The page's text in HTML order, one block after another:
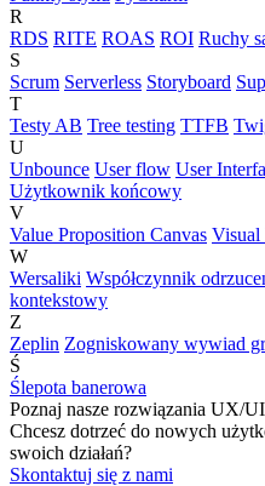
R
RDS RITE ROAS ROI Ruchy
S
Scrum Serverless Storyboard
T
Testy AB Tree testing TTFB
U
Unbounce User flow User
Użytkownik końcowy
V
Value Proposition Canvas Visual
W
Wersaliki Współczynnik
kontekstowy
Z
Zeplin Zogniskowany wywiad
Ś
Ślepota banerowa
Poznaj nasze rozwiązania UX/
Chcesz dotrzeć do nowych
swoich działań?
Skontaktuj się z nami